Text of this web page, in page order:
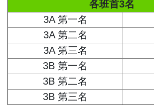
各班首3名
3A 第一名
3A 第二名
3A 第三名
3B 第一名
3B 第二名
3B 第三名